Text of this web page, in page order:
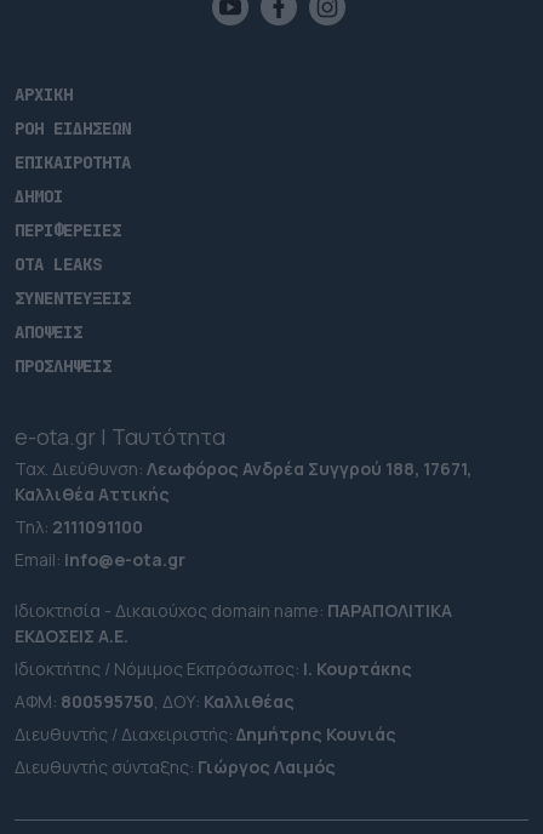
ΑΡΧΙΚΗ
ΡΟΗ ΕΙΔΗΣΕΩΝ
ΕΠΙΚΑΙΡΟΤΗΤΑ
ΔΗΜΟΙ
ΠΕΡΙΦΕΡΕΙΕΣ
OTA LEAKS
ΣΥΝΕΝΤΕΥΞΕΙΣ
ΑΠΟΨΕΙΣ
ΠΡΟΣΛΗΨΕΙΣ
e-ota.gr | Ταυτότητα
Ταχ. Διεύθυνση: Λεωφόρος Ανδρέα Συγγρού 188, 17671,
Καλλιθέα Αττικής
Τηλ: 2111091100
Εmail: info@e-ota.gr
Ιδιοκτησία - Δικαιούχος domain name: ΠΑΡΑΠΟΛΙΤΙΚΑ
ΕΚΔΟΣΕΙΣ A.E.
Ιδιοκτήτης / Νόμιμος Εκπρόσωπος: Ι. Κουρτάκης
ΑΦΜ: 800595750, ΔΟΥ: Καλλιθέας
Διευθυντής / Διαχειριστής: Δημήτρης Κουνιάς
Διευθυντής σύνταξης: Γιώργος Λαιμός